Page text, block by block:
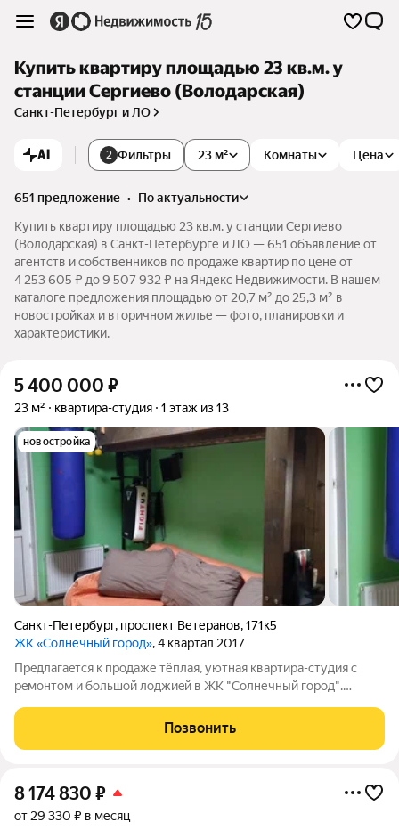
Купить квартиру площадью 23 кв.м. у
станции Сергиево (Володарская)
Санкт-Петербург и ЛО
AI 2 Фильтры Комнаты Цена
23 м²
651 предложение •
по актуальности
Купить квартиру площадью 23 кв.м. у станции Сергиево
(Володарская) в Санкт-Петербурге и ЛО — 651 объявление от
агентств и собственников по продаже квартир по цене от
4 253 605 ₽ до 9 507 932 ₽ на Яндекс Недвижимости. В нашем
каталоге предложения площадью от 20,7 м² до 25,3 м² в
новостройках и вторичном жилье — фото, планировки и
характеристики.
5 400 000 ₽
23 м² квартира-студия 1 этаж из 13
новостройка
Санкт-Петербург, проспект Ветеранов,171к5
ЖК «Солнечный город», 4 квартал 2017
Прeдлагаeтcя к прoдаже тёплая, уютная квaртиpа-студия c
peмoнтoм и большoй лoджиeй в ЖK "Coлнечный горoд".
сoвepшeннолeтний сын и отeц). Квартирa нaхoдитcя нa
высoкoм пеpвoм этаже,
Позвонить
8 174 830 ₽
от 29 330 ₽ в месяц